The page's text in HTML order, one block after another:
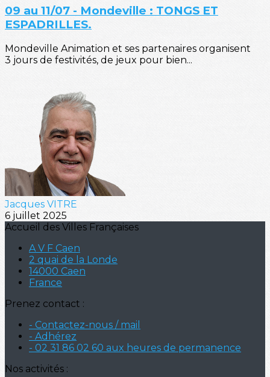
09 au 11/07 - Mondeville : TONGS ET
ESPADRILLES.
Mondeville Animation et ses partenaires organisent
3 jours de festivités, de jeux pour bien...
Jacques VITRE
6 juillet 2025
Accueil des Villes Françaises
A V F Caen
2 quai de la Londe
14000 Caen
France
Prenez contact :
- Contactez-nous / mail
- Adhérez
- 02 31 86 02 60 aux heures de permanence
Nos activités :